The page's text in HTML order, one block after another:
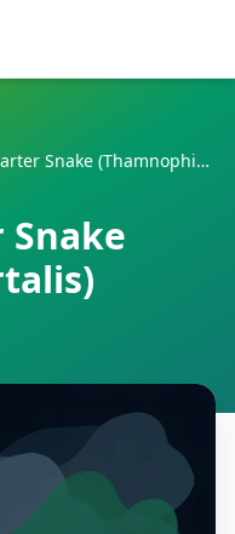
Common Garter Snake (Thamnophis sirtalis)